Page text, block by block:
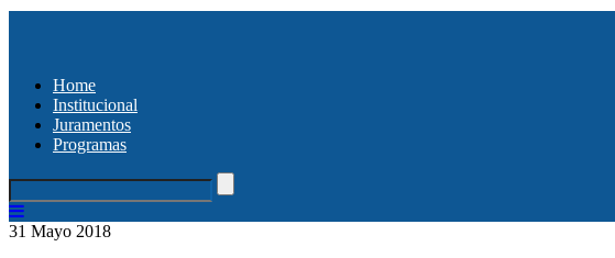
Home
Institucional
Juramentos
Programas
31 Mayo 2018